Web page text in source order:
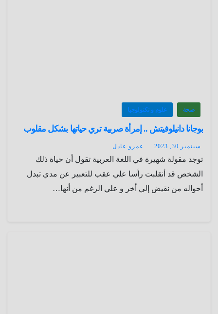
صحة علوم و تكنولوجيا
بوجانا دانيلوفيتش .. إمرأة صربية تري حياتها بشكل مقلوب
سبتمبر 30, 2023 عمرو عادل
توجد مقولة شهيرة في اللغة العربية تقول أن حياة ذلك
الشخص قد أنقلبت رأسا علي عقب للتعبير عن مدي تبدل
أحواله من نقيض إلي أخر و علي الرغم من أنها…